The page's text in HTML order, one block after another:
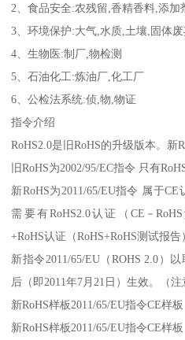
2、食品安全:农残留,香精香料,添加
3、环境保护:大气,水质,土壤,固体
4、生物医:制厂,物检测
5、石油化工:炼油厂,化工厂
6、公检法系统:侦,物,物证
指令介绍
RoHS2.0是旧RoHS的升级版本。新
旧RoHS为2002/95/EC指令 只有
新RoHS为2011/65/EU指令 属于
需要有RoHS2.0认证（CE－
+RoHS认证（RoHS+RoHS测试报告
新指令2011/65/EU（ROHS 2.0）
后（即2011年7月21日）生效。（
新RoHS样板2011/65/EU指令CE样板
新RoHS样板2011/65/EU指令CE样板